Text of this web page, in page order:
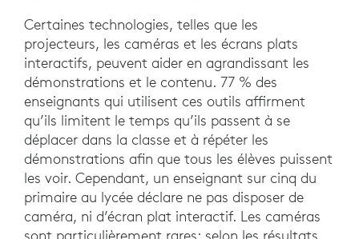
Certaines technologies, telles que les
projecteurs, les caméras et les écrans plats
interactifs, peuvent aider en agrandissant les
démonstrations et le contenu. 77 % des
enseignants qui utilisent ces outils affirment
qu’ils limitent le temps qu’ils passent à se
déplacer dans la classe et à répéter les
démonstrations afin que tous les élèves puissent
les voir. Cependant, un enseignant sur cinq du
primaire au lycée déclare ne pas disposer de
caméra, ni d’écran plat interactif. Les caméras